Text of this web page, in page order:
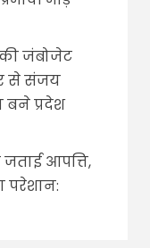
जंबोजेट
से संजय
बने प्रदेश
आपत्ति,
परेशान: